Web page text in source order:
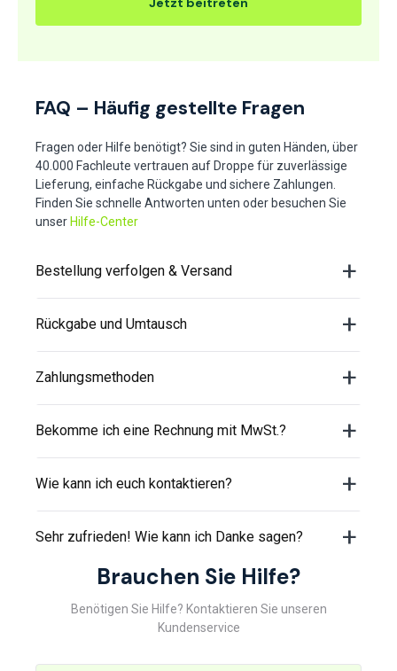
FAQ – Häufig gestellte Fragen
Fragen oder Hilfe benötigt? Sie sind in guten Händen, über
40.000 Fachleute vertrauen auf Droppe für zuverlässige
Lieferung, einfache Rückgabe und sichere Zahlungen.
Finden Sie schnelle Antworten unten oder besuchen Sie
unserHilfe-Center
Bestellung verfolgen & Versand
Rückgabe und Umtausch
Zahlungsmethoden
Bekomme ich eine Rechnung mit MwSt.?
Wie kann ich euch kontaktieren?
Sehr zufrieden! Wie kann ich Danke sagen?
Brauchen Sie Hilfe?
Benötigen Sie Hilfe? Kontaktieren Sie unseren
Kundenservice